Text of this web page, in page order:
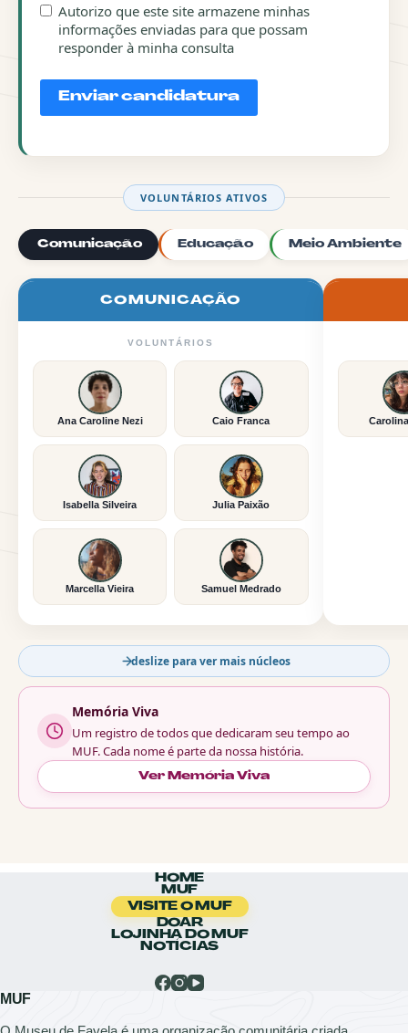
Autorizo que este site armazene minhas
informações enviadas para que possam
responder à minha consulta
Enviar candidatura
VOLUNTÁRIOS ATIVOS
Comunicação Educação Meio Ambiente
COMUNICAÇÃO
VOLUNTÁRIOS
Ana Caroline Nezi Caio Franca
Isabella Silveira Julia Paixão
Marcella Vieira Samuel Medrado
deslize para ver mais núcleos
Memória Viva
Um registro de todos que dedicaram seu tempo ao
MUF. Cada nome é parte da nossa história.
Ver Memória Viva
HOME
MUF
VISITE O MUF
DOAR
LOJINHA DO MUF
NOTÍCIAS
MUF